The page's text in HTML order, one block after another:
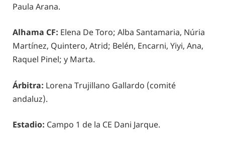
Paula Arana.
Alhama CF: Elena De Toro; Alba Santamaria, Núria
Martínez, Quintero, Atrid; Belén, Encarni, Yiyi, Ana,
Raquel Pinel; y Marta.
Árbitra: Lorena Trujillano Gallardo (comité
andaluz).
Estadio: Campo 1 de la CE Dani Jarque.